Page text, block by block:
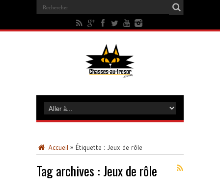
Accueil » Étiquette : Jeux de rôle
Tag archives : Jeux de rôle